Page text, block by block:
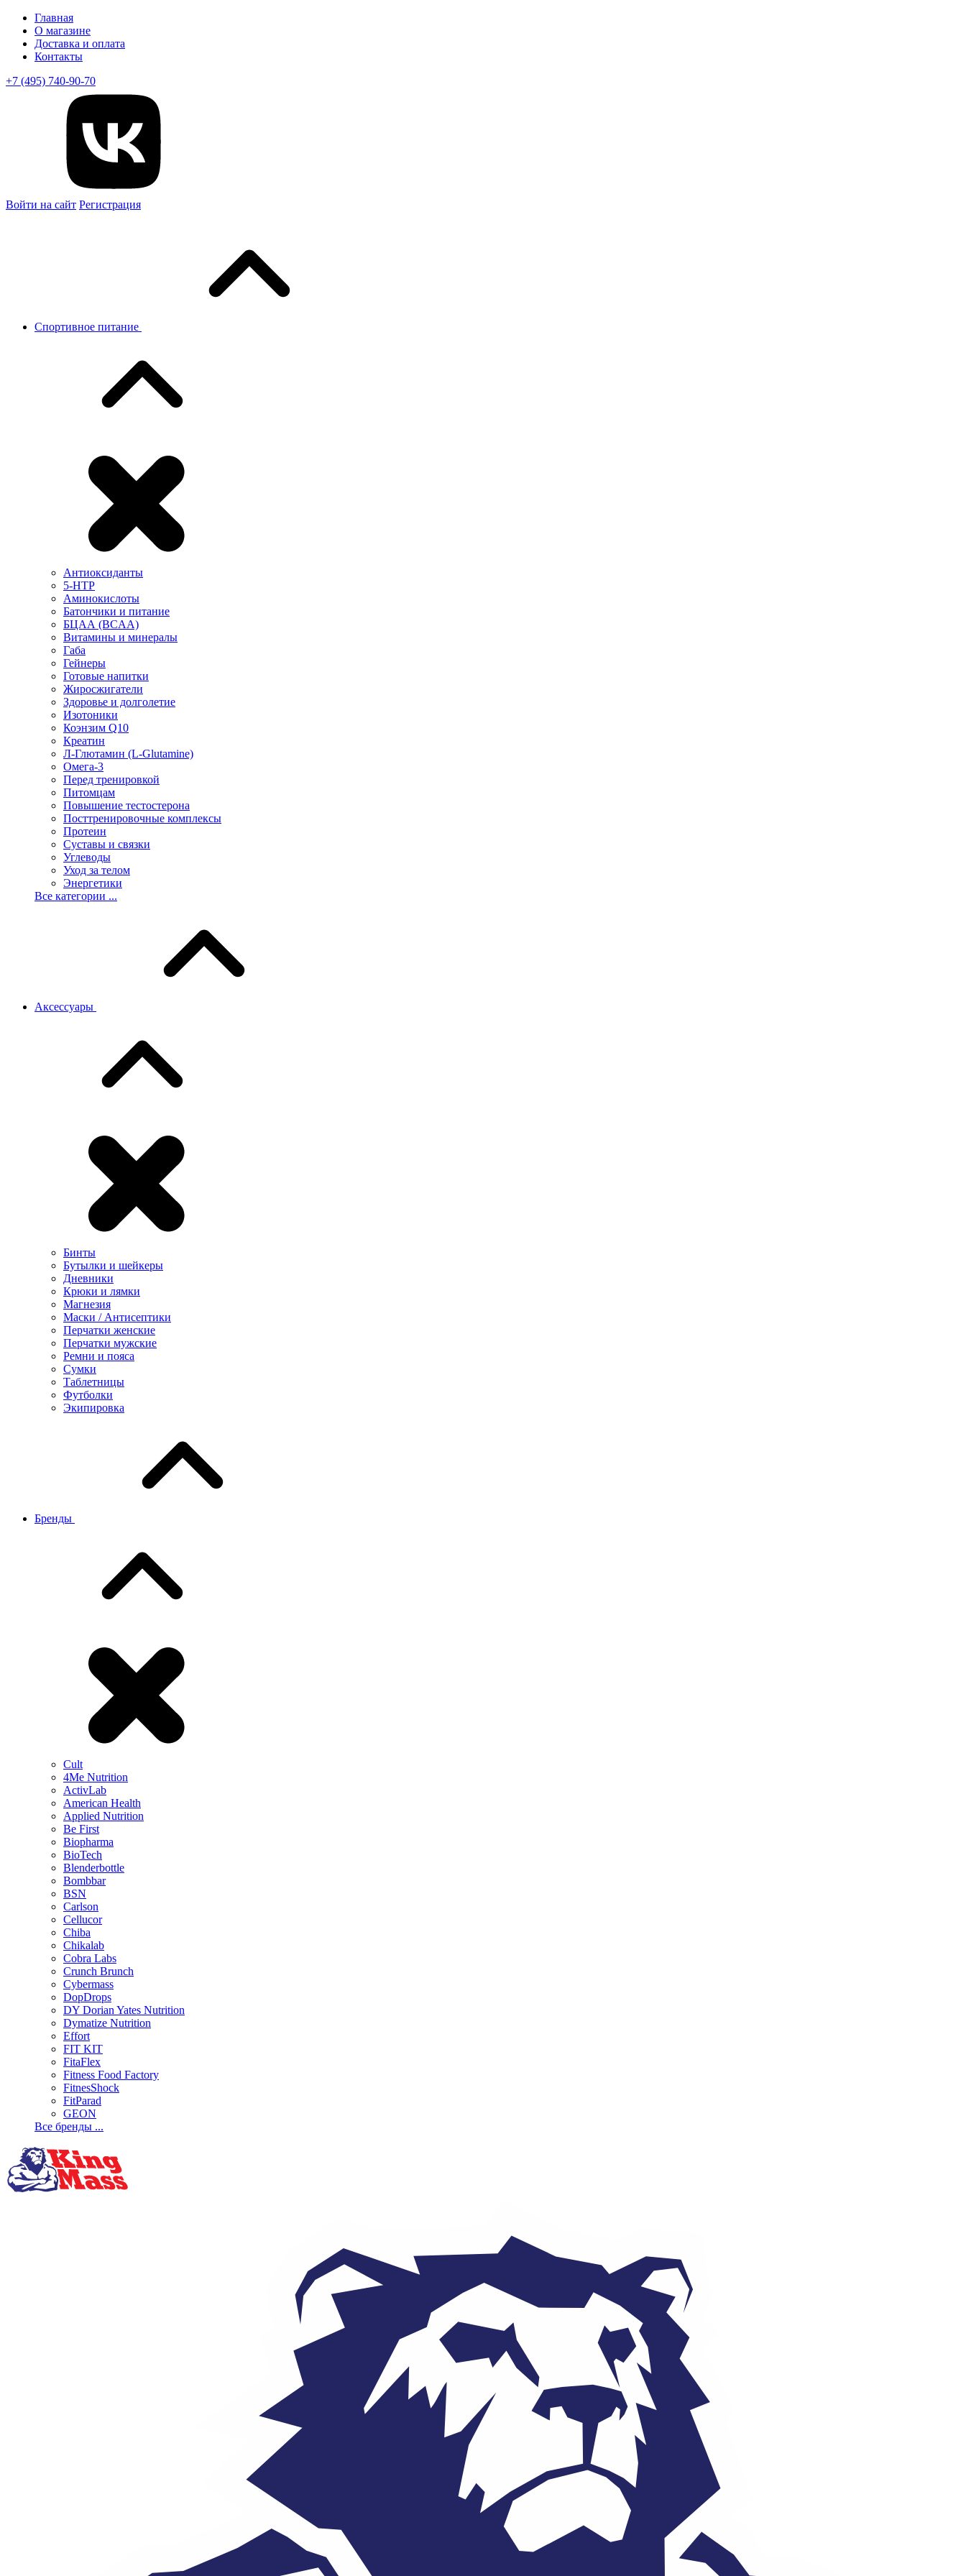
Главная
О магазине
Доставка и оплата
Контакты
+7 (495) 740-90-70
Войти на сайт Регистрация
Спортивное питание
Антиоксиданты
5-HTP
Аминокислоты
Батончики и питание
БЦАА (BCAA)
Витамины и минералы
Габа
Гейнеры
Готовые напитки
Жиросжигатели
Здоровье и долголетие
Изотоники
Коэнзим Q10
Креатин
Л-Глютамин (L-Glutamine)
Омега-3
Перед тренировкой
Питомцам
Повышение тестостерона
Посттренировочные комплексы
Протеин
Суставы и связки
Углеводы
Уход за телом
Энергетики
Все категории ...
Аксессуары
Бинты
Бутылки и шейкеры
Дневники
Крюки и лямки
Магнезия
Маски / Антисептики
Перчатки женские
Перчатки мужские
Ремни и пояса
Сумки
Таблетницы
Футболки
Экипировка
Бренды
Cult
4Me Nutrition
ActivLab
American Health
Applied Nutrition
Be First
Biopharma
BioTech
Blenderbottle
Bombbar
BSN
Carlson
Cellucor
Chiba
Chikalab
Cobra Labs
Crunch Brunch
Cybermass
DopDrops
DY Dorian Yates Nutrition
Dymatize Nutrition
Effort
FIT KIT
FitaFlex
Fitness Food Factory
FitnesShock
FitParad
GEON
Все бренды ...